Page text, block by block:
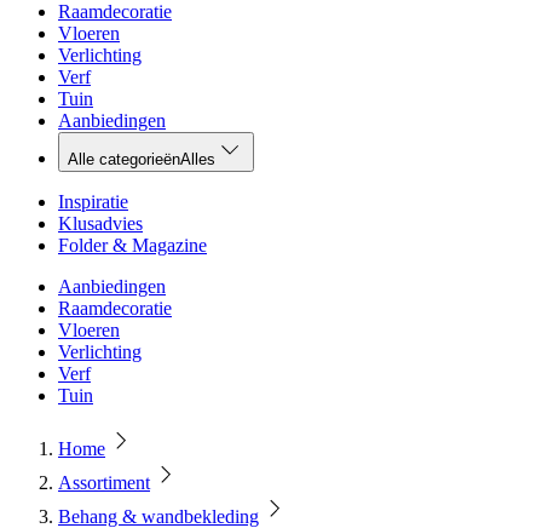
Raamdecoratie
Vloeren
Verlichting
Verf
Tuin
Aanbiedingen
Alle categorieënAlles
Inspiratie
Klusadvies
Folder & Magazine
Aanbiedingen
Raamdecoratie
Vloeren
Verlichting
Verf
Tuin
Home
Assortiment
Behang & wandbekleding